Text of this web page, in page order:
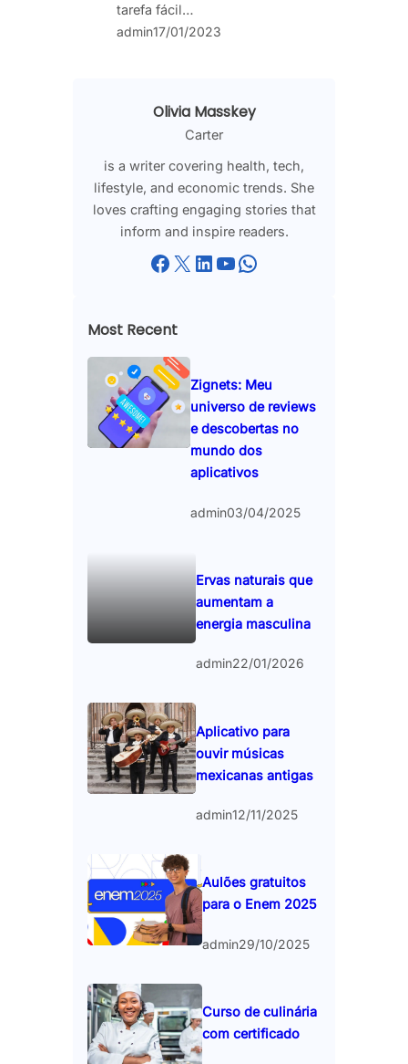
tarefa fácil…
admin17/01/2023
Olivia Masskey
Carter
is a writer covering health, tech,
lifestyle, and economic trends. She
loves crafting engaging stories that
inform and inspire readers.
Facebook X LinkedIn YouTube WhatsApp
Most Recent
Zignets: Meu
universo de reviews
e descobertas no
mundo dos
aplicativos
admin03/04/2025
Ervas naturais que
aumentam a
energia masculina
admin22/01/2026
Aplicativo para
ouvir músicas
mexicanas antigas
admin12/11/2025
Aulões gratuitos
para o Enem 2025
admin29/10/2025
Curso de culinária
com certificado